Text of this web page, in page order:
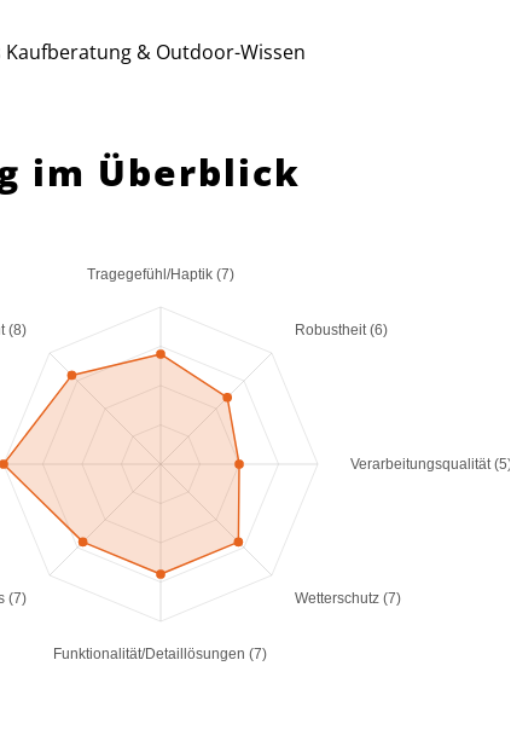
Kaufberatung & Outdoor-Wissen
im Überblick
Tragegefühl/Haptik (7)
Robustheit (6)
Verarbeitungsqualität (5)
Wetterschutz (7)
Funktionalität/Detaillösungen (7)
(7)
(8)